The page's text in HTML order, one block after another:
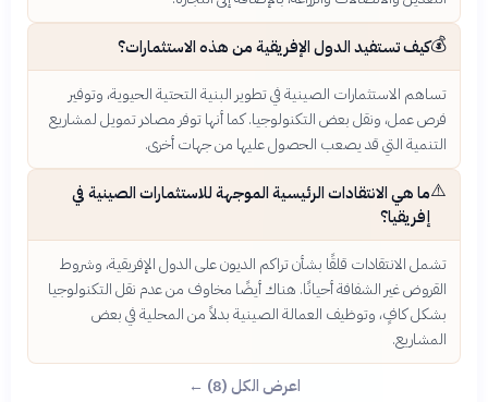
💰كيف تستفيد الدول الإفريقية من هذه الاستثمارات؟
تساهم الاستثمارات الصينية في تطوير البنية التحتية الحيوية، وتوفير
فرص عمل، ونقل بعض التكنولوجيا. كما أنها توفر مصادر تمويل لمشاريع
التنمية التي قد يصعب الحصول عليها من جهات أخرى.
⚠️ما هي الانتقادات الرئيسية الموجهة للاستثمارات الصينية في
إفريقيا؟
تشمل الانتقادات قلقًا بشأن تراكم الديون على الدول الإفريقية، وشروط
القروض غير الشفافة أحيانًا. هناك أيضًا مخاوف من عدم نقل التكنولوجيا
بشكل كافٍ، وتوظيف العمالة الصينية بدلاً من المحلية في بعض
المشاريع.
اعرض الكل (8) ←